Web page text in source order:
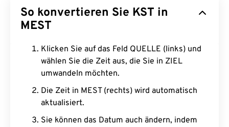
So konvertieren Sie KST in
MEST
Klicken Sie auf das Feld QUELLE (links) und
wählen Sie die Zeit aus, die Sie in ZIEL
umwandeln möchten.
Die Zeit in MEST (rechts) wird automatisch
aktualisiert.
Sie können das Datum auch ändern, indem